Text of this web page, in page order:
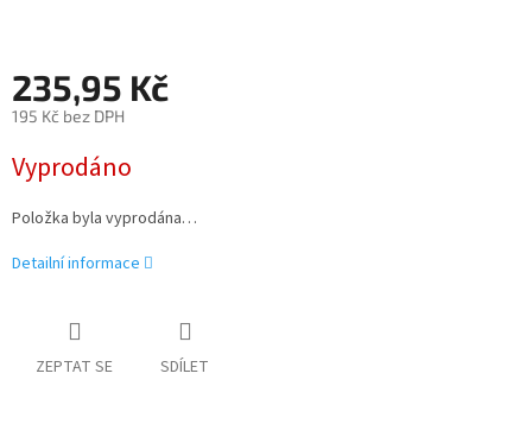
235,95 Kč
195 Kč bez DPH
cena:
Vyprodáno
Položka byla vyprodána…
Detailní informace
ZEPTAT SE SDÍLET